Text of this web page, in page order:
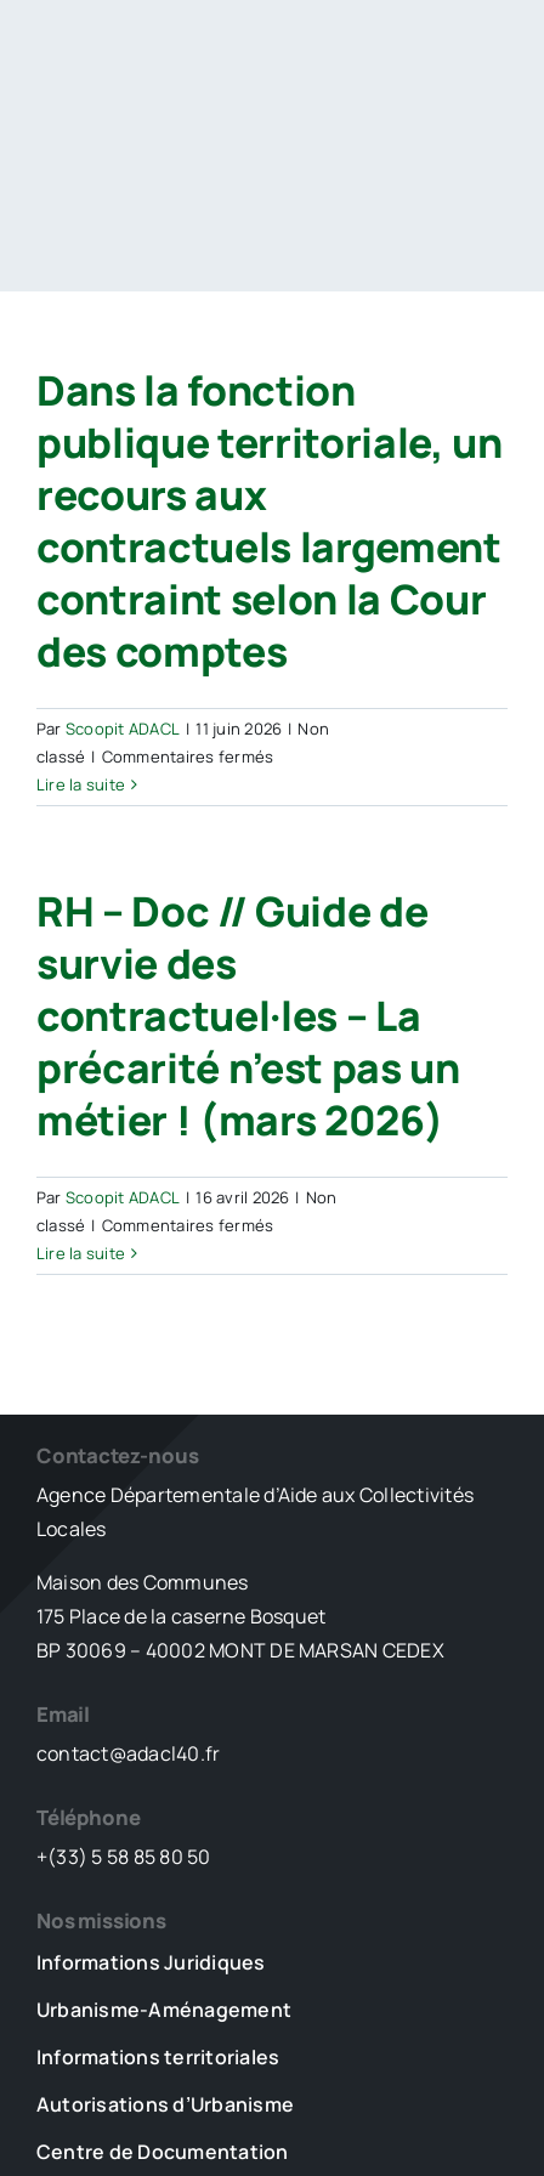
Dans la fonction
publique territoriale, un
recours aux
contractuels largement
contraint selon la Cour
des comptes
Par Scoopit ADACL | 11 juin 2026 | Non
classé | Commentaires ferméssur
la
territoriale,
un
contractuels
largement
contraint
selon
la
des
comptes
Lire la suite
RH – Doc // Guide de
survie des
contractuel·les – La
précarité n’est pas un
métier ! (mars 2026)
Par Scoopit ADACL | 16 avril 2026 | Non
classé | Commentaires ferméssur
–
survie
–
pas
un
Lire la suite
Contactez-nous
Agence Départementale d’Aide aux Collectivités
Locales
Maison des Communes
175 Place de la caserne Bosquet
BP 30069 – 40002 MONT DE MARSAN CEDEX
Email
contact@adacl40.fr
Téléphone
+(33) 5 58 85 80 50
Nos missions
Informations Juridiques
Urbanisme-Aménagement
Informations territoriales
Autorisations d’Urbanisme
Centre de Documentation